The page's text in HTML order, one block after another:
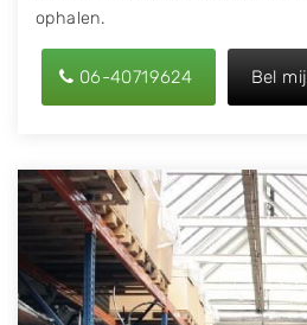
ophalen.
06-40719624 Bel mij